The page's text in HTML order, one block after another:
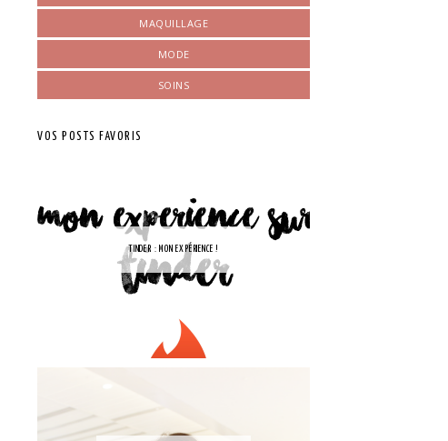
MAQUILLAGE
MODE
SOINS
VOS POSTS FAVORIS
TINDER : MON EXPÉRIENCE !